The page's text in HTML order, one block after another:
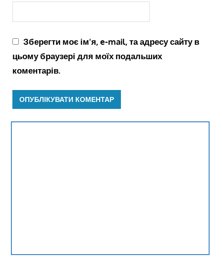
Зберегти моє ім'я, e-mail, та адресу сайту в
цьому браузері для моїх подальших
коментарів.